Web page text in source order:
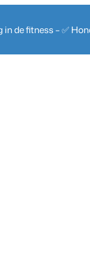
in de fitness – ✅